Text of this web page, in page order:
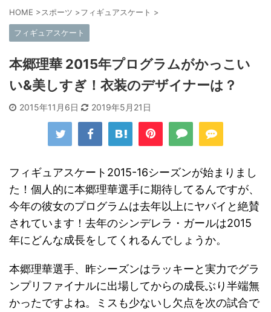
HOME >スポーツ >フィギュアスケート >
フィギュアスケート
本郷理華 2015年プログラムがかっこい
い&美しすぎ！衣装のデザイナーは？
2015年11月6日 2019年5月21日
フィギュアスケート2015-16シーズンが始まりまし
た！個人的に本郷理華選手に期待してるんですが、
今年の彼女のプログラムは去年以上にヤバイと絶賛
されています！去年のシンデレラ・ガールは2015
年にどんな成長をしてくれるんでしょうか。
本郷理華選手、昨シーズンはラッキーと実力でグラ
ンプリファイナルに出場してからの成長ぶり半端無
かったですよね。ミスも少ないし欠点を次の試合で